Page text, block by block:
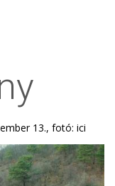
13., fotó: ici